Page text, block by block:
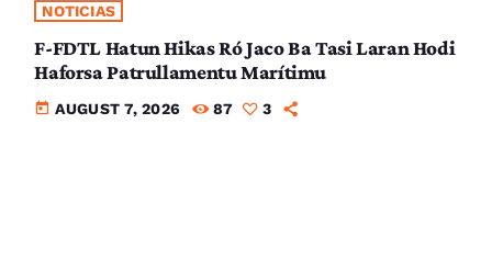
NOTICIAS
F-FDTL Hatun Hikas Ró Jaco Ba Tasi Laran Hodi
Haforsa Patrullamentu Marítimu
today AUGUST 7, 2026 87 3